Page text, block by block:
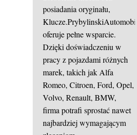
posiadania oryginału,
Klucze.PrybylinskiAutomobile
oferuje pełne wsparcie.
Dzięki doświadczeniu w
pracy z pojazdami różnych
marek, takich jak Alfa
Romeo, Citroen, Ford, Opel,
Volvo, Renault, BMW,
firma potrafi sprostać nawet
najbardziej wymagającym